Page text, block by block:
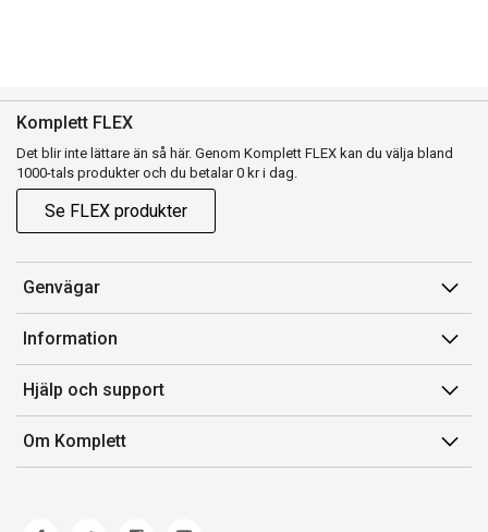
Komplett FLEX
Det blir inte lättare än så här. Genom Komplett FLEX kan du välja bland
1000-tals produkter och du betalar 0 kr i dag.
Se FLEX produkter
Genvägar
Konto
Orderhistorik
Presentkort
Komplett Club
Information
Försäljningsvillkor
Medlemsvillkor for Komplett Club
Lediga tjänster
Hjälp och support
Kontakta oss
Kundservice
Om Komplett